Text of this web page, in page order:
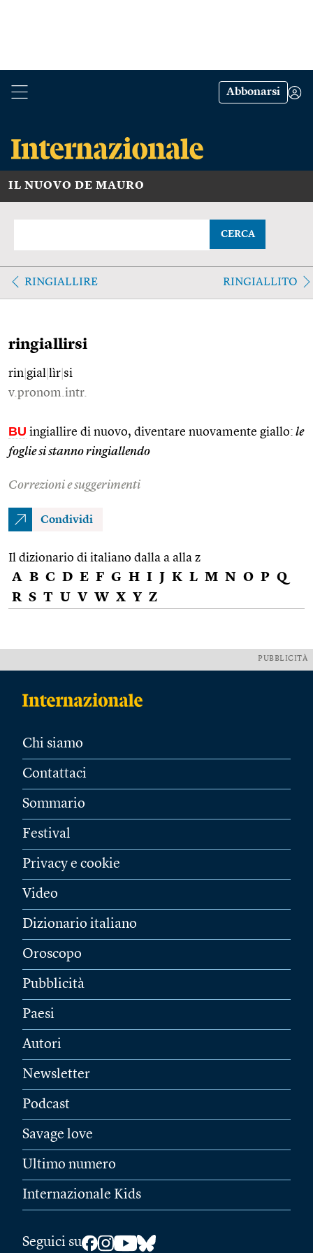
Abbonarsi
IL NUOVO DE MAURO
CERCA
RINGIALLIRE RINGIALLITO
ringiallirsi
rin gial lìr si
v.pronom.intr.
BU ingiallire di nuovo, diventare nuovamente giallo: le
foglie si stanno ringiallendo
Correzioni e suggerimenti
Condividi
Il dizionario di italiano dalla a alla z
A B C D E F G H I J K L M N O P Q
R S T U V W X Y Z
PUBBLICITÀ
Chi siamo
Contattaci
Sommario
Festival
Privacy e cookie
Video
Dizionario italiano
Oroscopo
Pubblicità
Paesi
Autori
Newsletter
Podcast
Savage love
Ultimo numero
Internazionale Kids
Seguici su